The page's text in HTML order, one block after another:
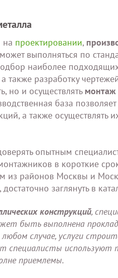
на проектировании,
выполняться по
наиболее
также разработку
но и осуществлять
база
а также осуществлять
опытным
в короткие
районов Москвы и
заглянуть в
конструкций,
быть выполнена
случае, услуги
специалисты используют
приемлемы.